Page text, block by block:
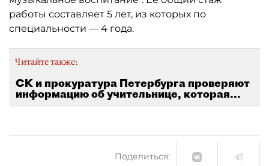
работы составляет 5 лет, из которых по
специальности — 4 года.
Читайте также:
СК и прокуратура Петербурга проверяют
информацию об учительнице, которая...
Поделиться: